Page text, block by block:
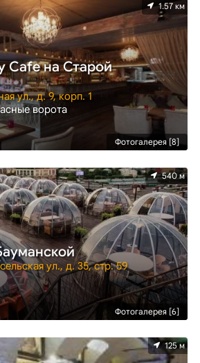
Фотогалерея [8]
1.57 км
Cafe на Старой
ул., д. 9, корп. 1
ворота
Фотогалерея [6]
540 м
ул., д. 35, стр. 59
125 м